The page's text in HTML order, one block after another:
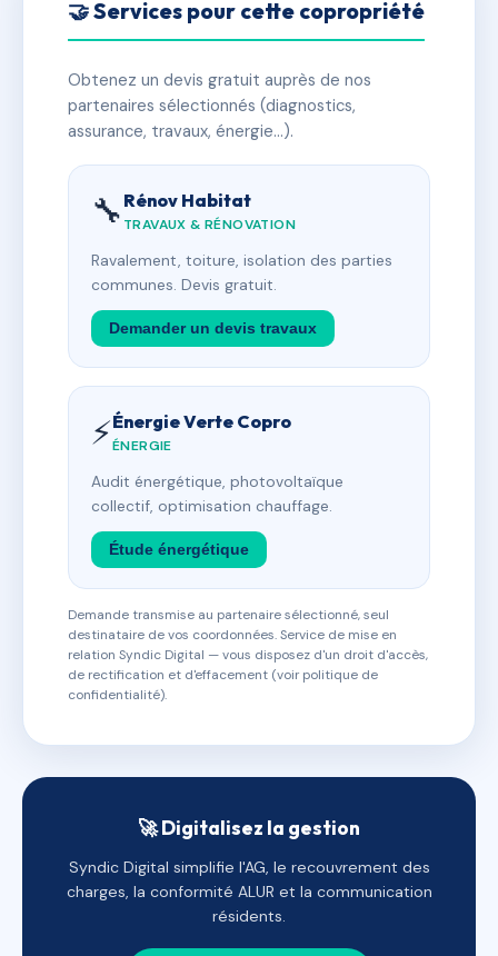
🤝 Services pour cette copropriété
Obtenez un devis gratuit auprès de nos
partenaires sélectionnés (diagnostics,
assurance, travaux, énergie…).
🔧 Rénov Habitat
TRAVAUX & RÉNOVATION
Ravalement, toiture, isolation des parties
communes. Devis gratuit.
Demander un devis travaux
⚡Énergie Verte Copro
ÉNERGIE
Audit énergétique, photovoltaïque
collectif, optimisation chauffage.
Étude énergétique
Demande transmise au partenaire sélectionné, seul
destinataire de vos coordonnées. Service de mise en
relation Syndic Digital — vous disposez d'un droit d'accès,
de rectification et d'effacement (voir politique de
confidentialité).
🚀 Digitalisez la gestion
Syndic Digital simplifie l'AG, le recouvrement des
charges, la conformité ALUR et la communication
résidents.